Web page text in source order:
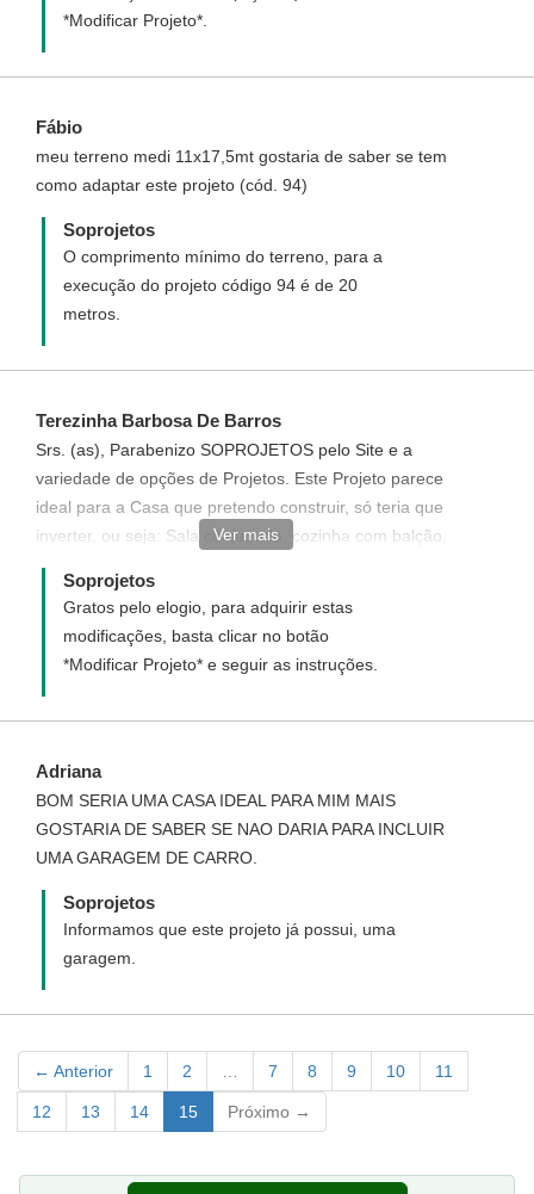
*Modificar Projeto*.
Fábio
meu terreno medi 11x17,5mt gostaria de saber se tem
como adaptar este projeto (cód. 94)
Soprojetos
O comprimento mínimo do terreno, para a
execução do projeto código 94 é de 20
metros.
Terezinha Barbosa De Barros
Srs. (as), Parabenizo SOPROJETOS pelo Site e a
variedade de opções de Projetos. Este Projeto parece
ideal para a Casa que pretendo construir, só teria que
inverter, ou seja: Sala conjugada, cozinha com balção,
2 suites, 1 banheiro social, 1 escritório e 1 garagem.
Meu terreno tem o tamanho: 20 metros de frente e 26
metros de fundo (já é murado). FELIZ NATAL! UM ANO
NOVO ILUMINADO! Terezinha Barbosa
Ver mais
Soprojetos
Gratos pelo elogio, para adquirir estas
modificações, basta clicar no botão
*Modificar Projeto* e seguir as instruções.
Adriana
BOM SERIA UMA CASA IDEAL PARA MIM MAIS
GOSTARIA DE SABER SE NAO DARIA PARA INCLUIR
UMA GARAGEM DE CARRO.
Soprojetos
Informamos que este projeto já possui, uma
garagem.
← Anterior 1 2 7 8 9 10 11
12 13 14 15 Próximo →